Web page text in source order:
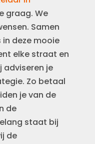
graag. We
Samen
deze mooie
elke straat en
adviseren je
Zo betaal
je van de
de
staat bij
de